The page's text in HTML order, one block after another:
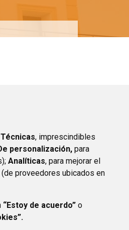
Técnicas, imprescindibles
personalización, para
Analíticas, para mejorar el
proveedores ubicados en
“Estoy de acuerdo” o